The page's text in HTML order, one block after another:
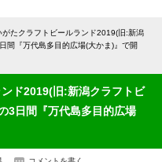
がたクラフトビールランド2019(旧:新潟
間『万代島多目的広場(大かま)』で開
ンド2019(旧:新潟クラフトビ
3日間『万代島多目的広場